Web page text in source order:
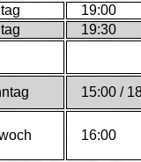
19:00
19:30
15:00 /
16:00